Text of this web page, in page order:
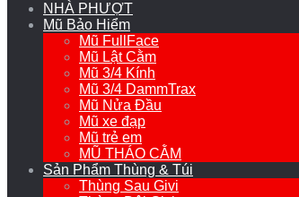
NHÀ PHƯỢT
Mũ Bảo Hiểm
Mũ FullFace
Mũ Lật Cằm
Mũ 3/4 Kính
Mũ 3/4 DammTrax
Mũ Nửa Đầu
Mũ xe đạp
Mũ trẻ em
MŨ THÁO CẰM
Sản Phẩm Thùng & Túi
Thùng Sau Givi